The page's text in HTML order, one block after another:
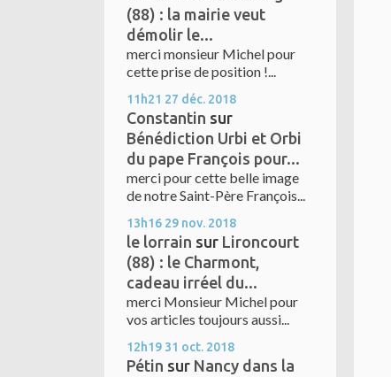
(88) : la mairie veut
démolir le...
merci monsieur Michel pour
cette prise de position !...
11h21 27 déc. 2018
Constantin sur
Bénédiction Urbi et Orbi
du pape François pour...
merci pour cette belle image
de notre Saint-Père François...
13h16 29 nov. 2018
le lorrain sur Lironcourt
(88) : le Charmont,
cadeau irréel du...
merci Monsieur Michel pour
vos articles toujours aussi...
12h19 31 oct. 2018
Pétin sur Nancy dans la